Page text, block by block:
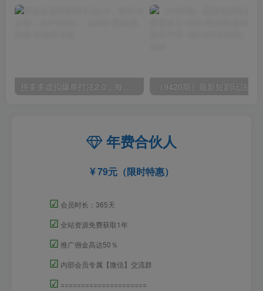
年费合伙人
79元（限时特惠）
☑ 会员时长：365天
☑ 全站资源免费获取1年
☑ 推广佣金高达50％
☑ 内部会员专属【微信】交流群
☑ =====================